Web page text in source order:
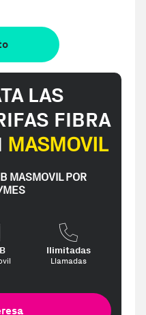
LAS
FIBRA
MASMOVIL
MASMOVIL POR
Ilimitadas
Llamadas